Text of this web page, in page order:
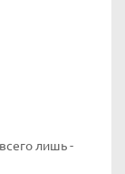
лишь -